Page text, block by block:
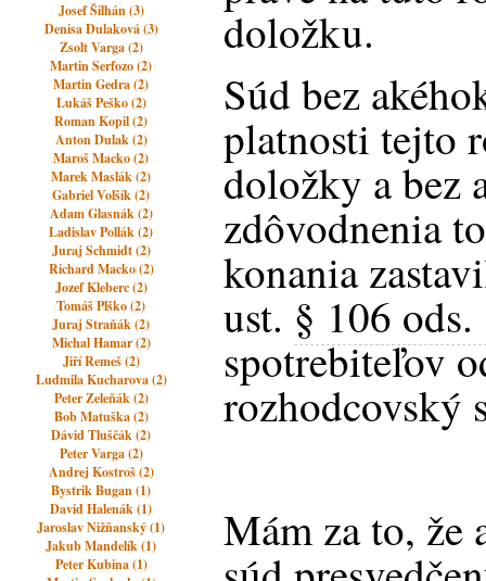
Josef Šilhán (3)
Denisa Dulaková (3)
Zsolt Varga (2)
Martin Serfozo (2)
Martin Gedra (2)
Lukáš Peško (2)
Roman Kopil (2)
Anton Dulak (2)
Maroš Macko (2)
Marek Maslák (2)
Gabriel Volšík (2)
Adam Glasnák (2)
Ladislav Pollák (2)
Juraj Schmidt (2)
Richard Macko (2)
Jozef Kleberc (2)
Tomáš Plško (2)
Juraj Straňák (2)
Michal Hamar (2)
Jiří Remeš (2)
Ludmila Kucharova (2)
Peter Zeleňák (2)
Bob Matuška (2)
Dávid Tluščák (2)
Peter Varga (2)
Andrej Kostroš (2)
Bystrik Bugan (1)
David Halenák (1)
Jaroslav Nižňanský (1)
Jakub Mandelík (1)
Peter Kubina (1)
doložku.
Súd bez
platnosti tejto
doložky a bez
zdôvodnenia
konania
ust. § 106
spotrebiteľov
rozhodcovský
Mám za to, že